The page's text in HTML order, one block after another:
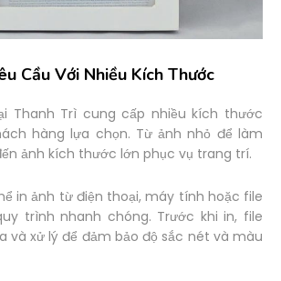
Cầu Với Nhiều Kích Thước
Thanh Trì cung cấp nhiều kích thước
hàng lựa chọn. Từ ảnh nhỏ để làm
ảnh kích thước lớn phục vụ trang trí.
in ảnh từ điện thoại, máy tính hoặc file
trình nhanh chóng. Trước khi in, file
và xử lý để đảm bảo độ sắc nét và màu